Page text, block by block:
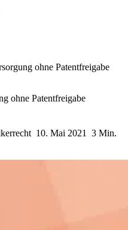
ohne Patentfreigabe
ohne Patentfreigabe
10. Mai 2021 3 Min.